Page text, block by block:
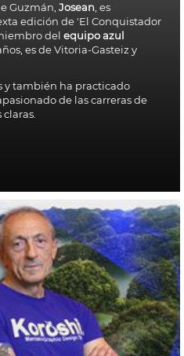
Guzmán,Josean, es
edición de 'El Conquistador
delequipo azul
es de Vitoria-Gasteiz y
y también ha practicado
de las carreras de
claras.